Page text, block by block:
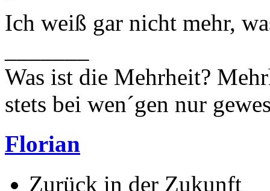
Ich weiß gar nicht mehr,
Was ist die Mehrheit?
stets bei wen´gen nur
Florian
Zurück in der Zukunft